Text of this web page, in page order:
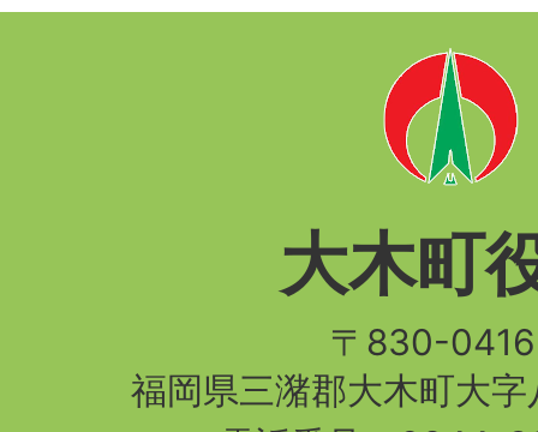
大木町
〒830-
福岡県三潴郡大木町大